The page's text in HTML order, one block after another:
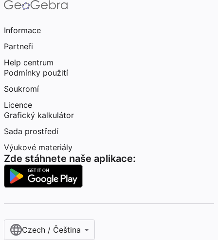
Informace
Partneři
Help centrum
Podmínky použití
Soukromí
Licence
Grafický kalkulátor
Sada prostředí
Výukové materiály
Zde stáhnete naše aplikace:
Czech / Čeština‎